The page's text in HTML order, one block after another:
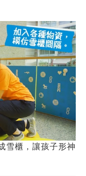
雪櫃，讓孩子形神